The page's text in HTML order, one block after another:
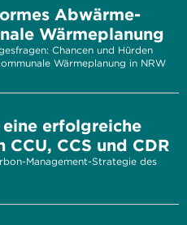
Abwärme-
Wärmeplanung
Chancen und Hürden
Wärmeplanung in NRW
erfolgreiche
CCS und CDR
Management-Strategie des